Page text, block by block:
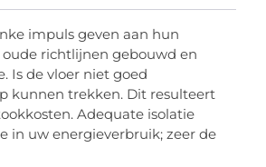
impuls geven aan hun
richtlijnen gebouwd en
Is de vloer niet goed
kunnen trekken. Dit resulteert
Adequate isolatie
in uw energieverbruik; zeer de